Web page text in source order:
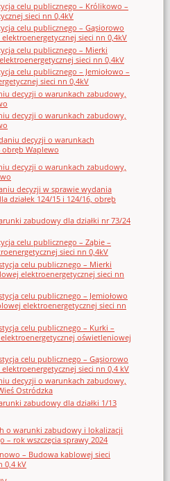
celu publicznego – Królikowo –
sieci nn 0,4kV
celu publicznego – Gąsiorowo
sieci nn 0,4kV
celu publicznego – Mierki
sieci nn 0,4kV
celu publicznego – Jemiołowo –
sieci nn 0,4kV
decyzji o warunkach zabudowy,
decyzji o warunkach zabudowy,
decyzji o warunkach
Waplewo
decyzji o warunkach zabudowy,
decyzji w sprawie wydania
działek 124/15 i 124/16, obręb
zabudowy dla działki nr 73/24
celu publicznego – Ząbie –
sieci nn 0,4kV
celu publicznego – Mierki
elektroenergetycznej sieci nn
celu publicznego – Jemiołowo
elektroenergetycznej sieci nn
celu publicznego – Kurki –
oświetleniowej
celu publicznego – Gąsiorowo
sieci nn 0,4 kV
decyzji o warunkach zabudowy,
Ostródzka
zabudowy dla działki 1/13
o warunki zabudowy i lokalizacji
– rok wszczęcia sprawy 2024
– Budowa kablowej sieci
0,4 kV